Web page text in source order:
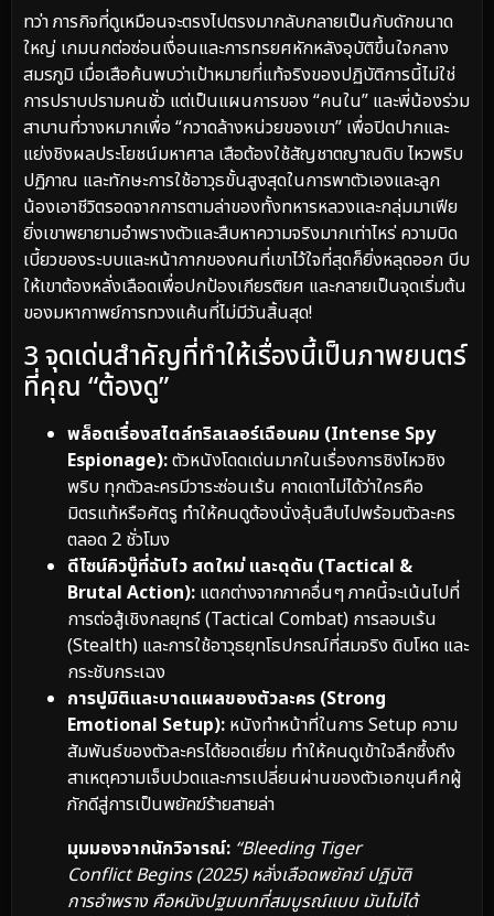
ทว่า ภารกิจที่ดูเหมือนจะตรงไปตรงมากลับกลายเป็นกับดักขนาด
ใหญ่ เกมนกต่อซ่อนเงื่อนและการทรยศหักหลังอุบัติขึ้นใจกลาง
สมรภูมิ เมื่อเสือค้นพบว่าเป้าหมายที่แท้จริงของปฏิบัติการนี้ไม่ใช่
การปราบปรามคนชั่ว แต่เป็นแผนการของ “คนใน” และพี่น้องร่วม
สาบานที่วางหมากเพื่อ “กวาดล้างหน่วยของเขา” เพื่อปิดปากและ
แย่งชิงผลประโยชน์มหาศาล เสือต้องใช้สัญชาตญาณดิบ ไหวพริบ
ปฏิภาณ และทักษะการใช้อาวุธขั้นสูงสุดในการพาตัวเองและลูก
น้องเอาชีวิตรอดจากการตามล่าของทั้งทหารหลวงและกลุ่มมาเฟีย
ยิ่งเขาพยายามอำพรางตัวและสืบหาความจริงมากเท่าไหร่ ความบิด
เบี้ยวของระบบและหน้ากากของคนที่เขาไว้ใจที่สุดก็ยิ่งหลุดออก บีบ
ให้เขาต้องหลั่งเลือดเพื่อปกป้องเกียรติยศ และกลายเป็นจุดเริ่มต้น
ของมหากาพย์การทวงแค้นที่ไม่มีวันสิ้นสุด!
3 จุดเด่นสำคัญที่ทำให้เรื่องนี้เป็นภาพยนตร์
ที่คุณ “ต้องดู”
พล็อตเรื่องสไตล์ทริลเลอร์เฉือนคม (Intense Spy
Espionage):ตัวหนังโดดเด่นมากในเรื่องการชิงไหวชิง
พริบ ทุกตัวละครมีวาระซ่อนเร้น คาดเดาไม่ได้ว่าใครคือ
มิตรแท้หรือศัตรู ทำให้คนดูต้องนั่งลุ้นสืบไปพร้อมตัวละคร
ตลอด 2 ชั่วโมง
ดีไซน์คิวบู๊ที่ฉับไว สดใหม่ และดุดัน (Tactical &
Brutal Action): แตกต่างจากภาคอื่นๆ ภาคนี้จะเน้นไปที่
การต่อสู้เชิงกลยุทธ์ (Tactical Combat) การลอบเร้น
(Stealth) และการใช้อาวุธยุทโธปกรณ์ที่สมจริง ดิบโหด และ
กระชับกระเฉง
การปูมิติและบาดแผลของตัวละคร (Strong
Emotional Setup): หนังทำหน้าที่ในการ Setup ความ
สัมพันธ์ของตัวละครได้ยอดเยี่ยม ทำให้คนดูเข้าใจลึกซึ้งถึง
สาเหตุความเจ็บปวดและการเปลี่ยนผ่านของตัวเอกขุนศึกผู้
ภักดีสู่การเป็นพยัคฆ์ร้ายสายล่า
มุมมองจากนักวิจารณ์: “Bleeding Tiger
Conflict Begins (2025) หลั่งเลือดพยัคฆ์ ปฏิบัติ
การอำพราง คือหนังปฐมบทที่สมบูรณ์แบบ มันไม่ได้